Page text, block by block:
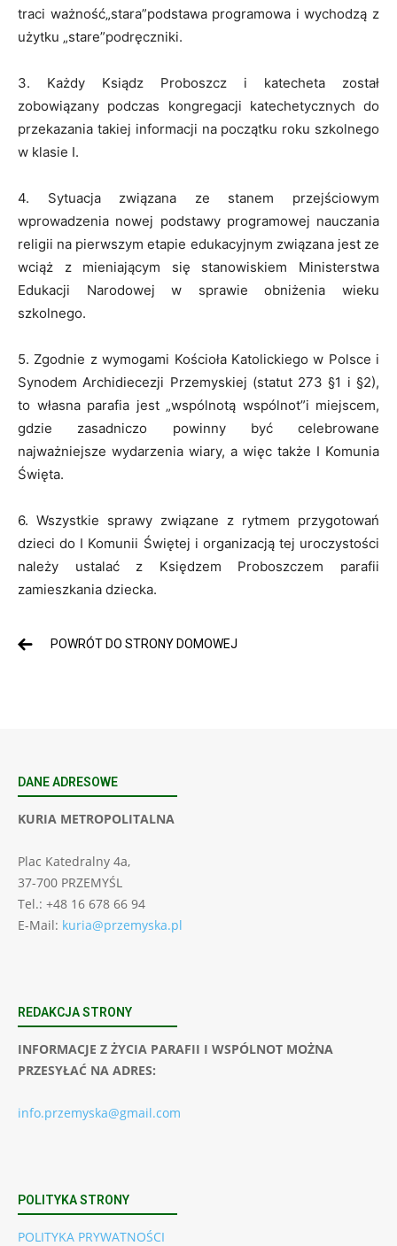
traci ważność„stara”podstawa programowa i wychodzą z
użytku „stare”podręczniki.
3. Każdy Ksiądz Proboszcz i katecheta został
zobowiązany podczas kongregacji katechetycznych do
przekazania takiej informacji na początku roku szkolnego
w klasie I.
4. Sytuacja związana ze stanem przejściowym
wprowadzenia nowej podstawy programowej nauczania
religii na pierwszym etapie edukacyjnym związana jest ze
wciąż z mieniającym się stanowiskiem Ministerstwa
Edukacji Narodowej w sprawie obniżenia wieku
szkolnego.
5. Zgodnie z wymogami Kościoła Katolickiego w Polsce i
Synodem Archidiecezji Przemyskiej (statut 273 §1 i §2),
to własna parafia jest „wspólnotą wspólnot”i miejscem,
gdzie zasadniczo powinny być celebrowane
najważniejsze wydarzenia wiary, a więc także I Komunia
Święta.
6. Wszystkie sprawy związane z rytmem przygotowań
dzieci do I Komunii Świętej i organizacją tej uroczystości
należy ustalać z Księdzem Proboszczem parafii
zamieszkania dziecka.
POWRÓT DO STRONY DOMOWEJ
DANE ADRESOWE
KURIA METROPOLITALNA
Plac Katedralny 4a,
37-700 PRZEMYŚL
Tel.: +48 16 678 66 94
E-Mail: kuria@przemyska.pl
REDAKCJA STRONY
INFORMACJE Z ŻYCIA PARAFII I WSPÓLNOT MOŻNA
PRZESYŁAĆ NA ADRES:
info.przemyska@gmail.com
POLITYKA STRONY
POLITYKA PRYWATNOŚCI